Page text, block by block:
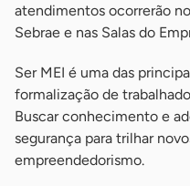
atendimentos ocorrerão
Sebrae e nas Salas do
Ser MEI é uma das
formalização de
Buscar conhecimento e
segurança para trilhar
empreendedorismo.